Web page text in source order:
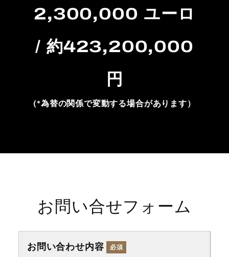
2,300,000 ユーロ
/ 約423,200,000
円
(*為替の関係で変動する場合があります）
お問い合せフォーム
お問い合わせ内容 必須